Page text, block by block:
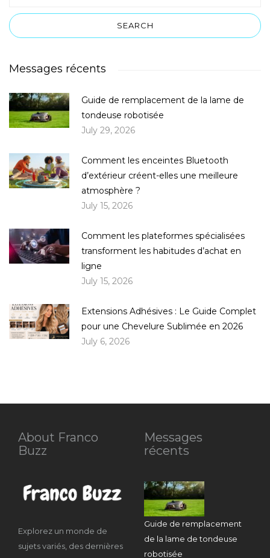
Messages récents
Guide de remplacement de la lame de
tondeuse robotisée
July 29, 2026
Comment les enceintes Bluetooth
d’extérieur créent-elles une meilleure
atmosphère ?
July 15, 2026
Comment les plateformes spécialisées
transforment les habitudes d’achat en
ligne
July 15, 2026
Extensions Adhésives : Le Guide Complet
pour une Chevelure Sublimée en 2026
July 6, 2026
About Franco
Buzz
Explorez un monde de
sujets variés, des dernières
Messages
récents
Guide de remplacement
de la lame de tondeuse
robotisée